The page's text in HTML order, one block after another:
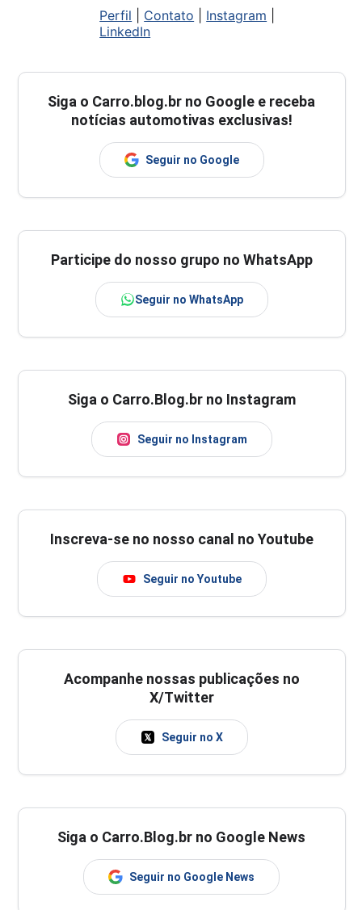
Perfil Contato Instagram
LinkedIn
Siga o Carro.blog.br no Google e receba
notícias automotivas exclusivas!
Seguir no Google
Participe do nosso grupo no WhatsApp
Seguir no WhatsApp
Siga o Carro.Blog.br no Instagram
Seguir no Instagram
Inscreva-se no nosso canal no Youtube
Seguir no Youtube
Acompanhe nossas publicações no
X/Twitter
Seguir no X
Siga o Carro.Blog.br no Google News
Seguir no Google News